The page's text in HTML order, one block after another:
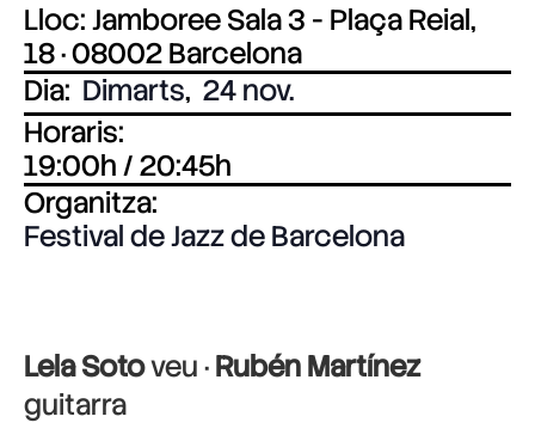
Lloc: Jamboree Sala 3 - Plaça Reial,
18 · 08002 Barcelona
Dia: Dimarts, 24 nov.
Horaris:
19:00h / 20:45h
Organitza:
Festival de Jazz de Barcelona
Lela Sotoveu ·Rubén Martínez
guitarra